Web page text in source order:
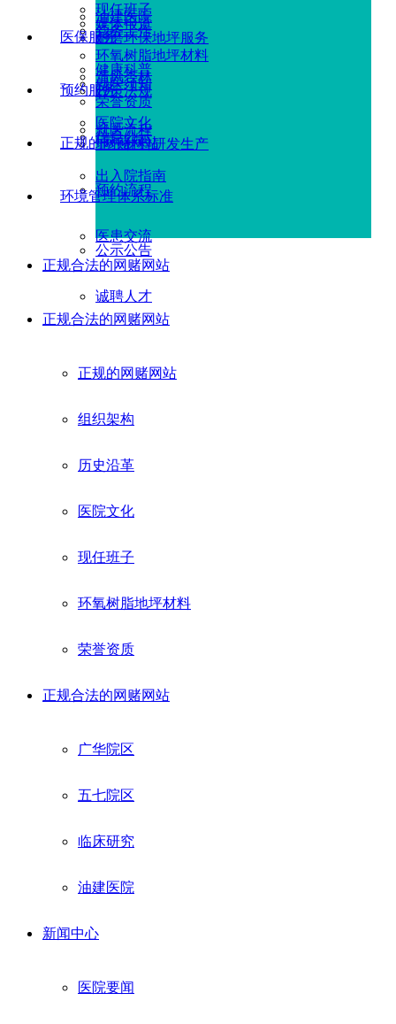
现任班子
环氧树脂地坪材料
荣誉资质
油建医院
媒体报道
健康科普
党务工作
清风杏林
医院文化
耐磨环保地坪服务
就医须知
就医流程
出入院指南
医保服务
政策法规
信息公示
预约服务
地坪材料研发生产
预约流程
医患交流
正规的网赌网站
环境管理体系标准
公示公告
诚聘人才
正规合法的网赌网站
正规合法的网赌网站
正规的网赌网站
组织架构
历史沿革
医院文化
现任班子
环氧树脂地坪材料
荣誉资质
正规合法的网赌网站
广华院区
五七院区
临床研究
油建医院
新闻中心
医院要闻